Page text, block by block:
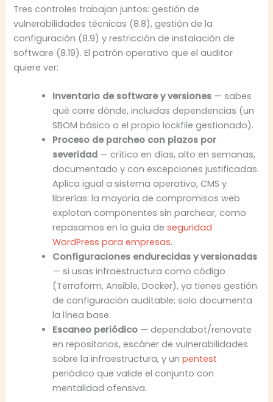
Tres controles trabajan juntos: gestión de
vulnerabilidades técnicas (8.8), gestión de la
configuración (8.9) y restricción de instalación de
software (8.19). El patrón operativo que el auditor
quiere ver:
Inventario de software y versiones — sabes
qué corre dónde, incluidas dependencias (un
SBOM básico o el propio lockfile gestionado).
Proceso de parcheo con plazos por
severidad — crítico en días, alto en semanas,
documentado y con excepciones justificadas.
Aplica igual a sistema operativo, CMS y
librerías: la mayoría de compromisos web
explotan componentes sin parchear, como
repasamos en la guía deseguridad
WordPress para empresas.
Configuraciones endurecidas y versionadas
— si usas infraestructura como código
(Terraform, Ansible, Docker), ya tienes gestión
de configuración auditable; solo documenta
la línea base.
Escaneo periódico — dependabot/renovate
en repositorios, escáner de vulnerabilidades
sobre la infraestructura, y unpentest
periódico que valide el conjunto con
mentalidad ofensiva.